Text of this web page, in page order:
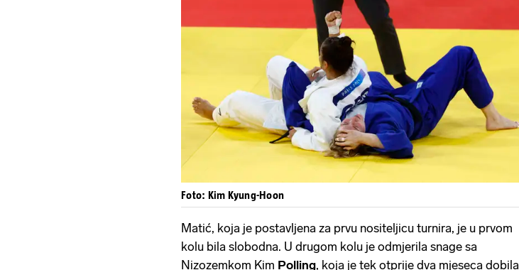
Foto: Kim Kyung-Hoon
Matić, koja je postavljena za prvu nositeljicu turnira, je u prvom
kolu bila slobodna. U drugom kolu je odmjerila snage sa
Nizozemkom Kim Polling, koja je tek otprije dva mjeseca dobila